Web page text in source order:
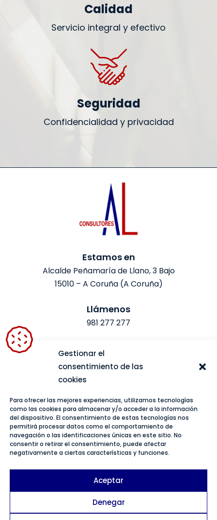
Gestionar el
consentimiento de las
cookies
Para ofrecer las mejores experiencias, utilizamos tecnologías
como las cookies para almacenar y/o acceder a la información
del dispositivo. El consentimiento de estas tecnologías nos
permitirá procesar datos como el comportamiento de
navegación o las identificaciones únicas en este sitio. No
consentir o retirar el consentimiento, puede afectar
negativamente a ciertas características y funciones.
Aceptar
Denegar
Calidad
Servicio integral y efectivo
Seguridad
Confidencialidad y privacidad
Estamos en
Alcalde Peñamaría de Llano, 3 Bajo
15010 – A Coruña (A Coruña)
Llámenos
981 277 277
Escríbanos
administracion@consultoresal.es
Aviso legal
Política de privacidad
Política de cookies
Accesibilidad
Español